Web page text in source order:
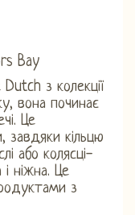
Bay
з колекції
вона починає
Це
завдяки кільцю
або колясці-
ніжна. Це
з